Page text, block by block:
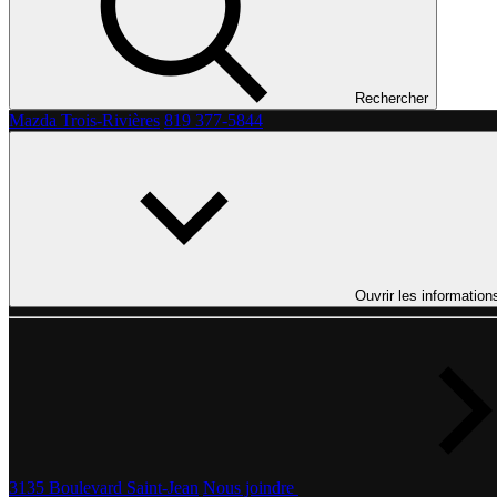
Rechercher
Mazda Trois-Rivières 819 377-5844
Ouvrir les
3135 Boulevard Saint-Jean Nous joindre